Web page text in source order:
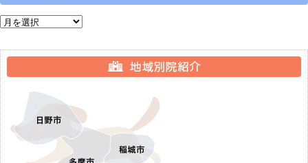
月別アーカイブ